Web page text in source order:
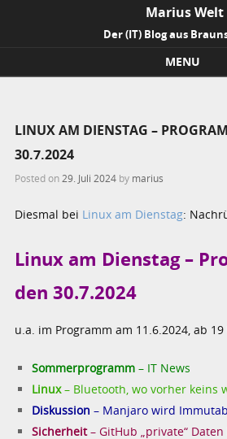
Marius Welt
Der (IT) Blog aus
MENU
LINUX AM DIENSTAG –
30.7.2024
Posted on 29. Juli 2024 by marius
Diesmal bei Linux am Dienstag:
Linux am Dienstag –
den 30.7.2024
u.a. im Programm am 11.6.2024, ab 19
Sommerprogramm – IT News
Linux– Bluetooth, wo vorher keins
Diskussion – Manjaro wird
Sicherheit– GitHub „private“